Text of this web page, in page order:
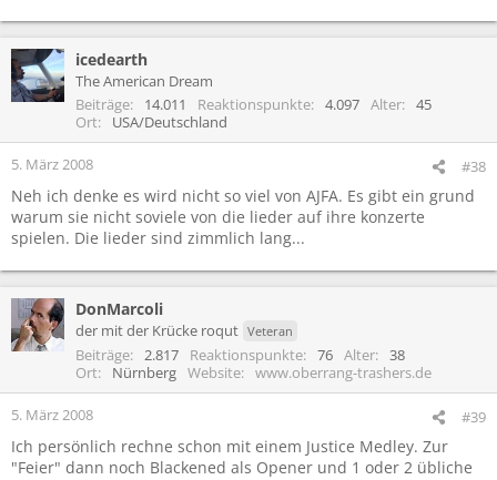
icedearth
The American Dream
Beiträge
14.011 Reaktionspunkte 4.097 Alter
45
Ort
USA/Deutschland
5. März 2008 #38
Neh ich denke es wird nicht so viel von AJFA. Es gibt ein grund
warum sie nicht soviele von die lieder auf ihre konzerte
spielen. Die lieder sind zimmlich lang...
DonMarcoli
der mit der Krücke roqut Veteran
Beiträge 2.817 Reaktionspunkte 76 Alter
38
Ort
Nürnberg Website www.oberrang-trashers.de
5. März 2008 #39
Ich persönlich rechne schon mit einem Justice Medley. Zur
"Feier" dann noch Blackened als Opener und 1 oder 2 übliche